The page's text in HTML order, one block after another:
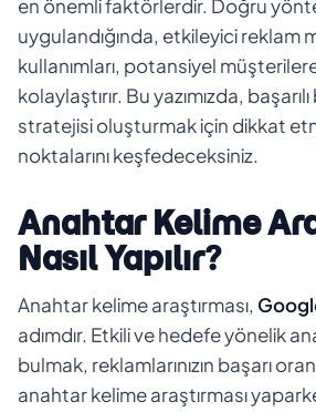
en önemli faktörlerdir. Doğru
uygulandığında, etkileyici reklam
kullanımları, potansiyel
kolaylaştırır. Bu yazımızda,
stratejisi oluşturmak için dikkat
noktalarını keşfedeceksiniz.
Anahtar Kelime
Nasıl Yapılır?
Anahtar kelime araştırması,
adımdır. Etkili ve hedefe yönelik
bulmak, reklamlarınızın başarı
anahtar kelime araştırması